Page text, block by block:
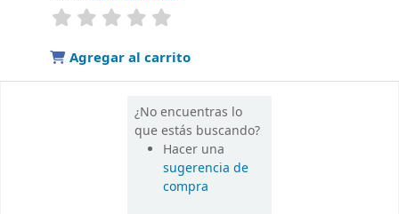
valoración
Agregar al carrito
¿No encuentras lo
que estás buscando?
Hacer una
sugerencia de
compra